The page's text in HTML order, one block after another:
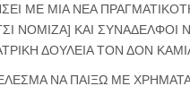
ΜΕ ΜΙΑ ΝΕΑ
ΝΟΜΙΖΑ] ΚΑΙ
ΔΟΥΛΕΙΑ ΤΟΝ ΔΟΝ
ΝΑ ΠΑΙΞΩ ΜΕ